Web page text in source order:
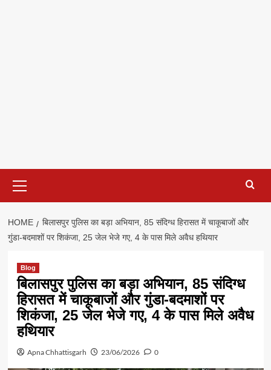
Menu
HOME
बिलासपुर पुलिस का बड़ा अभियान, 85 संदिग्ध हिरासत में चाकूबाजों और
गुंडा-बदमाशों पर शिकंजा, 25 जेल भेजे गए, 4 के पास मिले अवैध हथियार
Blog
बिलासपुर पुलिस का बड़ा अभियान, 85 संदिग्ध
हिरासत में चाकूबाजों और गुंडा-बदमाशों पर
शिकंजा, 25 जेल भेजे गए, 4 के पास मिले अवैध
हथियार
Apna Chhattisgarh 23/06/2026 0